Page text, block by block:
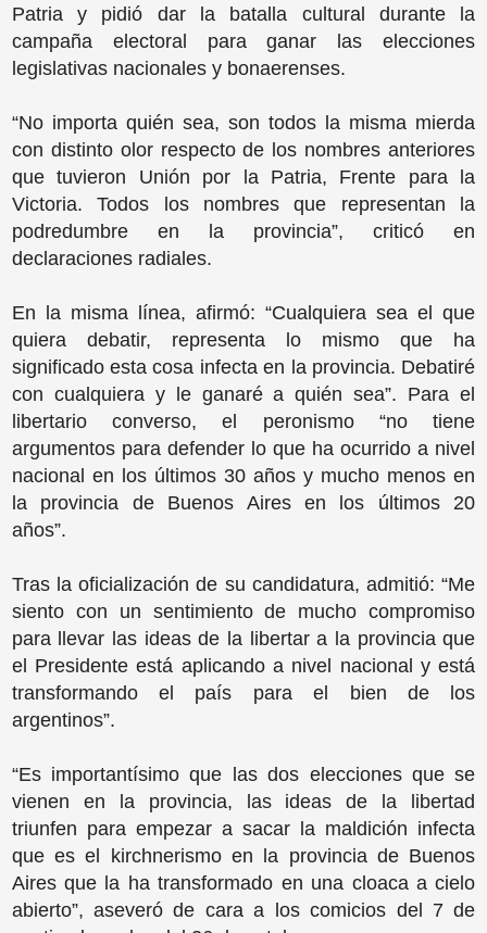
Patria y pidió dar la batalla cultural durante la
campaña electoral para ganar las elecciones
legislativas nacionales y bonaerenses.
“No importa quién sea, son todos la misma mierda
con distinto olor respecto de los nombres anteriores
que tuvieron Unión por la Patria, Frente para la
Victoria. Todos los nombres que representan la
podredumbre en la provincia”, criticó en
declaraciones radiales.
En la misma línea, afirmó: “Cualquiera sea el que
quiera debatir, representa lo mismo que ha
significado esta cosa infecta en la provincia. Debatiré
con cualquiera y le ganaré a quién sea”. Para el
libertario converso, el peronismo “no tiene
argumentos para defender lo que ha ocurrido a nivel
nacional en los últimos 30 años y mucho menos en
la provincia de Buenos Aires en los últimos 20
años”.
Tras la oficialización de su candidatura, admitió: “Me
siento con un sentimiento de mucho compromiso
para llevar las ideas de la libertar a la provincia que
el Presidente está aplicando a nivel nacional y está
transformando el país para el bien de los
argentinos”.
“Es importantísimo que las dos elecciones que se
vienen en la provincia, las ideas de la libertad
triunfen para empezar a sacar la maldición infecta
que es el kirchnerismo en la provincia de Buenos
Aires que la ha transformado en una cloaca a cielo
abierto”, aseveró de cara a los comicios del 7 de